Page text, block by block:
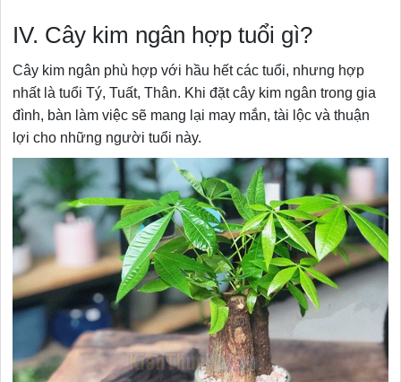
IV. Cây kim ngân hợp tuổi gì?
Cây kim ngân phù hợp với hầu hết các tuổi, nhưng hợp
nhất là tuổi Tý, Tuất, Thân. Khi đặt cây kim ngân trong gia
đình, bàn làm việc sẽ mang lại may mắn, tài lộc và thuận
lợi cho những người tuổi này.